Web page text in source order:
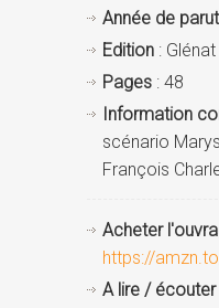
Année de
Edition :
Pages : 48
Information
scénario
François
Acheter
https://
A lire / écouter